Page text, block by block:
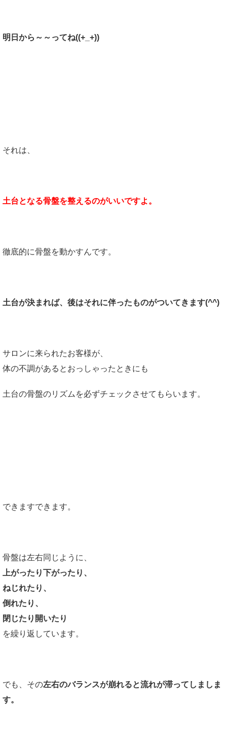
明日から～～ってね((+_+))
それは、
土台となる骨盤を整えるのがいいですよ。
徹底的に骨盤を動かすんです。
土台が決まれば、後はそれに伴ったものがついてきます(^^)
サロンに来られたお客様が、
体の不調があるとおっしゃったときにも
土台の骨盤のリズムを必ずチェックさせてもらいます。
できますできます。
骨盤は左右同じように、
上がったり下がったり、
ねじれたり、
倒れたり、
閉じたり開いたり
を繰り返しています。
でも、その左右のバランスが崩れると流れが滞ってしましま
す。